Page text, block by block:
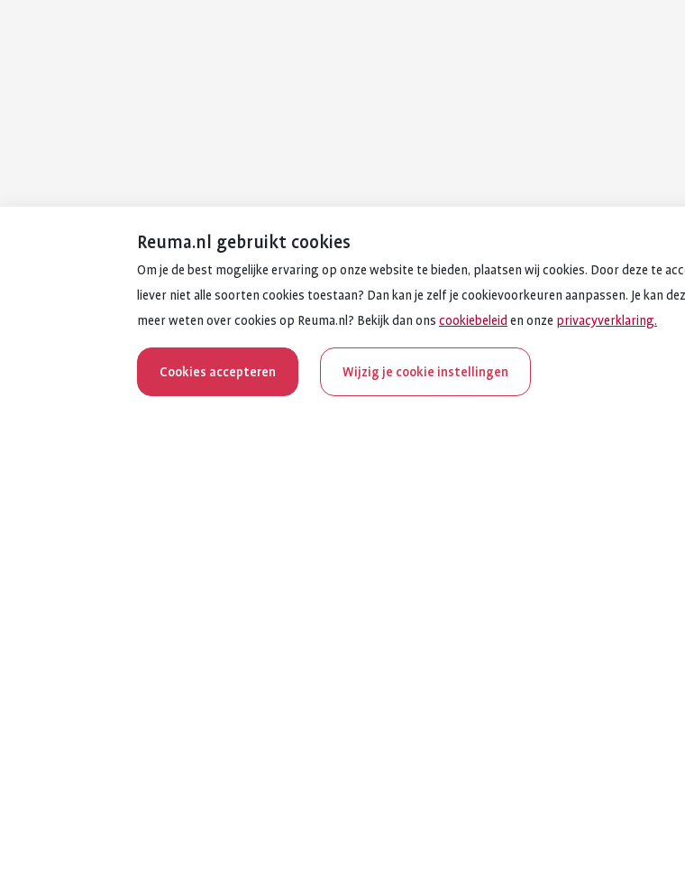
Reuma.nl gebruikt cookies
Om je de best mogelijke ervaring op onze website te bieden, plaatsen wij cookies. Door deze te
liever niet alle soorten cookies toestaan? Dan kan je zelf je cookievoorkeuren aanpassen. Je kan
meer weten over cookies op Reuma.nl? Bekijk dan ons cookiebeleid en onze privacyverklaring.
Cookies accepteren Wijzig je cookie instellingen